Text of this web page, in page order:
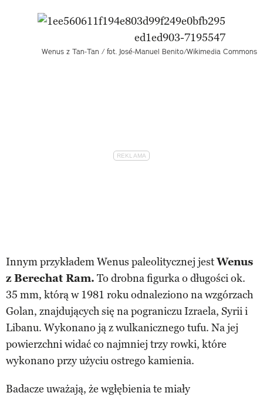
Wenus z Tan-Tan / fot. José-Manuel Benito/Wikimedia Commons
Innym przykładem Wenus paleolitycznej jestWenus
z Berechat Ram. To drobna figurka o długości ok.
35 mm, którą w 1981 roku odnaleziono na wzgórzach
Golan, znajdujących się na pograniczu Izraela, Syrii i
Libanu. Wykonano ją z wulkanicznego tufu. Na jej
powierzchni widać co najmniej trzy rowki, które
wykonano przy użyciu ostrego kamienia.
Badacze uważają, że wgłębienia te miały